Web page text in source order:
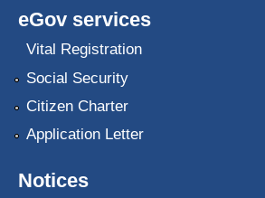
eGov services
Vital Registration
Social Security
Citizen Charter
Application Letter
Notices